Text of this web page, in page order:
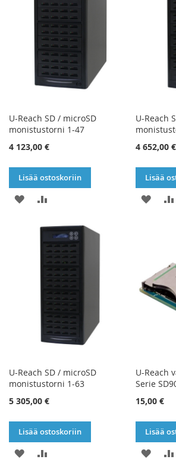
U-Reach SD / microSD
monistustorni 1-47
4 123,00 €
Lisää ostoskoriin
LISÄÄ
U-Reach
4 652,00 €
Lisää
LISÄÄ
U-Reach SD / microSD
monistustorni 1-63
5 305,00 €
Lisää ostoskoriin
LISÄÄ
U-Reach
Serie
15,00 €
Lisää
LISÄÄ